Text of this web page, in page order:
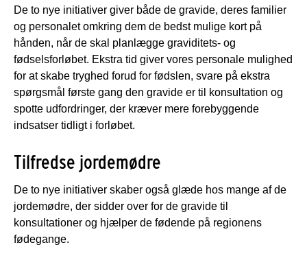
De to nye initiativer giver både de gravide, deres familier
og personalet omkring dem de bedst mulige kort på
hånden, når de skal planlægge graviditets- og
fødselsforløbet. Ekstra tid giver vores personale mulighed
for at skabe tryghed forud for fødslen, svare på ekstra
spørgsmål første gang den gravide er til konsultation og
spotte udfordringer, der kræver mere forebyggende
indsatser tidligt i forløbet.
Tilfredse jordemødre
De to nye initiativer skaber også glæde hos mange af de
jordemødre, der sidder over for de gravide til
konsultationer og hjælper de fødende på regionens
fødegange.